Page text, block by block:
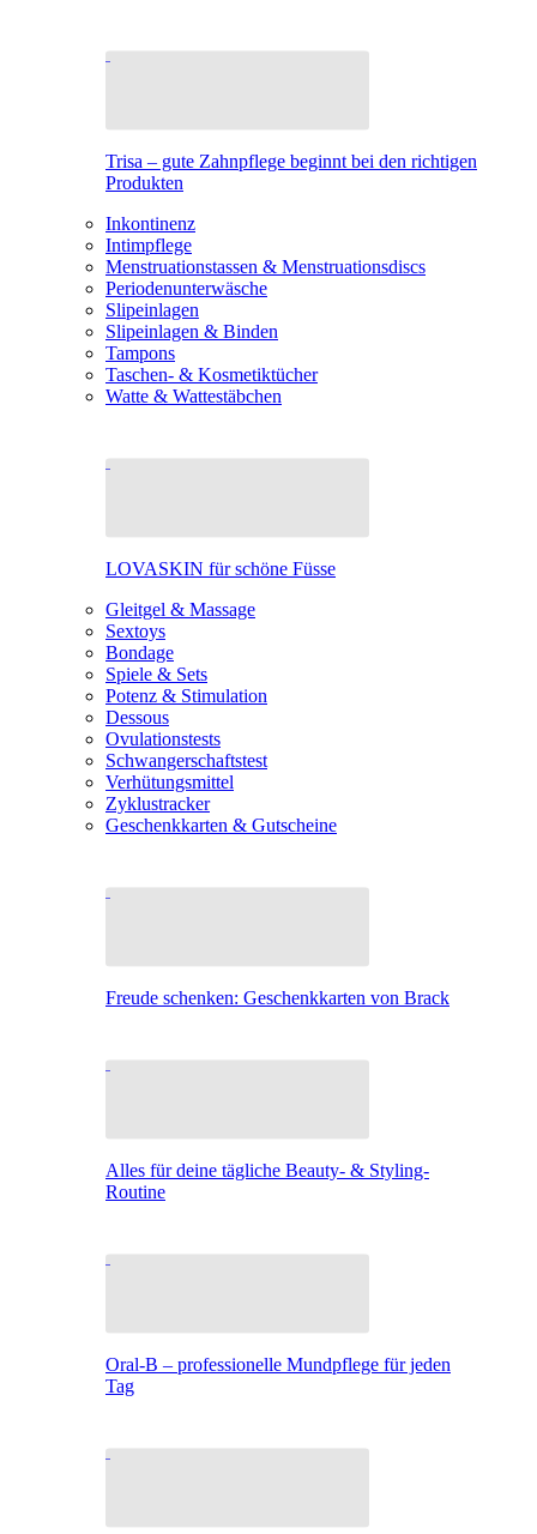
Trisa – gute Zahnpflege beginnt bei den richtigen
Produkten
Inkontinenz
Intimpflege
Menstruationstassen & Menstruationsdiscs
Periodenunterwäsche
Slipeinlagen
Slipeinlagen & Binden
Tampons
Taschen- & Kosmetiktücher
Watte & Wattestäbchen
LOVASKIN für schöne Füsse
Gleitgel & Massage
Sextoys
Bondage
Spiele & Sets
Potenz & Stimulation
Dessous
Ovulationstests
Schwangerschaftstest
Verhütungsmittel
Zyklustracker
Geschenkkarten & Gutscheine
Freude schenken: Geschenkkarten von Brack
Alles für deine tägliche Beauty- & Styling-
Routine
Oral-B – professionelle Mundpflege für jeden
Tag